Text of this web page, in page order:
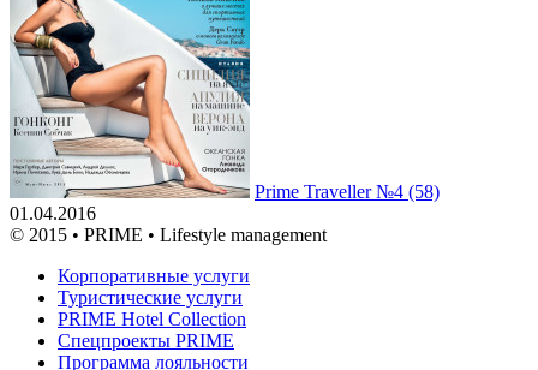
Prime Traveller №4 (58)
01.04.2016
© 2015 • PRIME • Lifestyle management
Корпоративные услуги
Туристические услуги
PRIME Hotel Collection
Спецпроекты PRIME
Программа лояльности